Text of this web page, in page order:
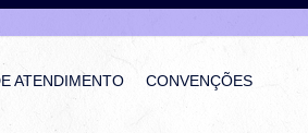
ATENDIMENTO CONVENÇÕES